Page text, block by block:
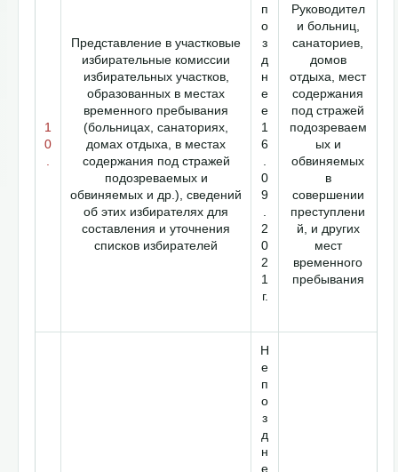
1
0
Представление в участковые
избирательные комиссии
избирательных участков,
образованных в местах
временного пребывания
(больницах, санаториях,
домах отдыха, в местах
содержания под стражей
подозреваемых и
обвиняемых и др.), сведений
об этих избирателях для
составления и уточнения
списков избирателей
п
о
з
д
н
е
е
1
6
0
9
2
0
2
1
г.
Руководител
и больниц,
санаториев,
домов
отдыха, мест
содержания
под стражей
подозреваем
ых и
обвиняемых
в
совершении
преступлени
й, и других
мест
временного
пребывания
Н
е
п
о
з
д
н
е